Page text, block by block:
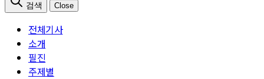
Close
전체기사
소개
필진
주제별